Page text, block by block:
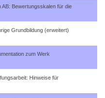
Bewertungsskalen für die
Grundbildung (erweitert)
zum Werk
Hinweise für